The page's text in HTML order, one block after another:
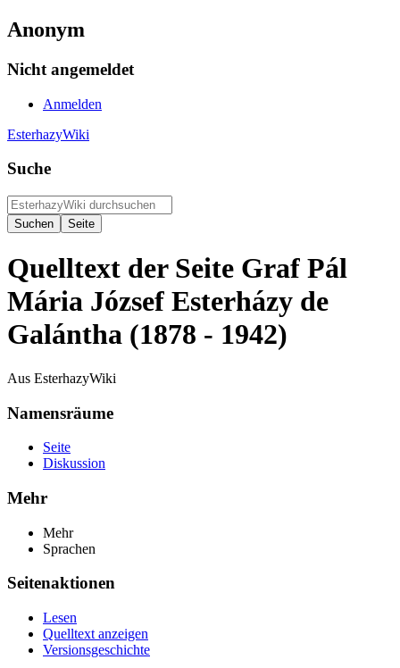
Anonym
Nicht angemeldet
Anmelden
EsterhazyWiki
Suche
Quelltext der Seite Graf Pál
Mária József Esterházy de
Galántha (1878 - 1942)
Aus EsterhazyWiki
Namensräume
Seite
Diskussion
Mehr
Mehr
Sprachen
Seitenaktionen
Lesen
Quelltext anzeigen
Versionsgeschichte